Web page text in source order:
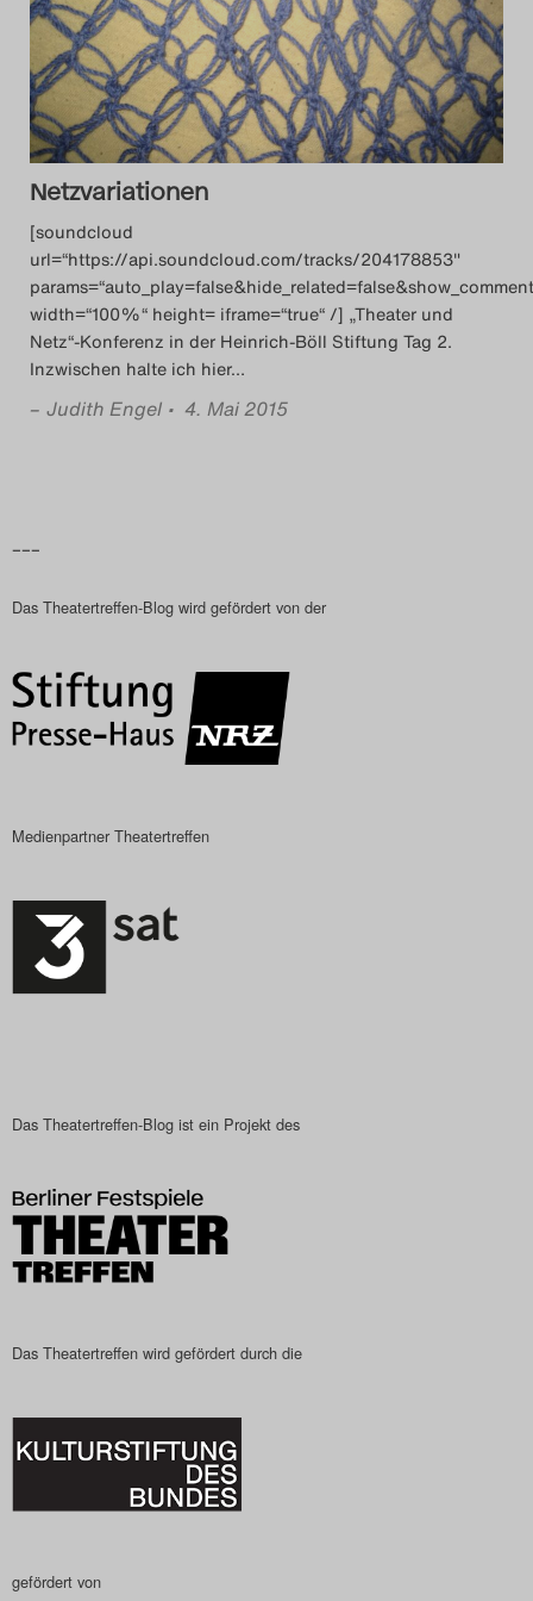
Das Theatertreffen-
Das Theatertreffen-
Das Theatertreffen-
Das Theatertreffen-
Das Theatertreffen-
Das Theatertreffen-
Das Theatertreffen-
Impressum
Netzvariationen
[soundcloud
url=“https://api.soundcloud.com/tracks/204178853″
width=“100%“ height= iframe=“true“ /] „Theater und
Netz“-Konferenz in der Heinrich-Böll Stiftung Tag 2.
Inzwischen halte ich hier…
– Judith Engel • 4. Mai 2015
–––
Das Theatertreffen-Blog wird gefördert von der
Medienpartner Theatertreffen
Das Theatertreffen-Blog ist ein Projekt des
Das Theatertreffen wird gefördert durch die
gefördert von